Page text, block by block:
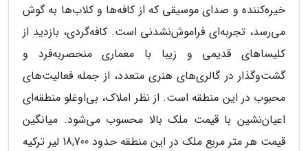
خیره‌کننده و صدای موسیقی که از کافه‌ها و کلاب‌ها به گوش
می‌رسد، تجربه‌ای فراموش‌نشدنی است. کافه‌گردی، بازدید از
کلیساهای قدیمی و زیبا با معماری منحصربه‌فرد و
گشت‌وگذار در گالری‌های هنری متعدد، از جمله فعالیت‌های
محبوب در این منطقه است. از نظر املاک، بی‌اوغلو منطقه‌ای
اعیان‌نشین با قیمت ملک بالا محسوب می‌شود. میانگین
قیمت هر متر مربع ملک در این منطقه حدود 18,700 لیر ترکیه